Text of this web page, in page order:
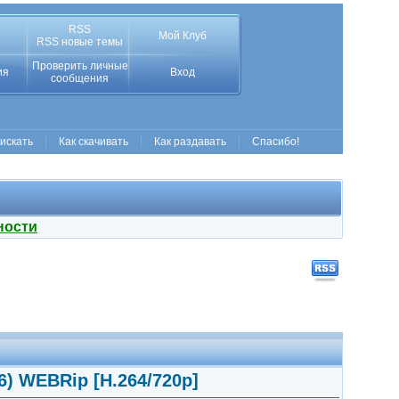
RSS
RSS новые темы
Мой Клуб
Проверить личные
сообщения
Вход
Как скачивать Как раздавать Спасибо!
WEBRip [H.264/720p]